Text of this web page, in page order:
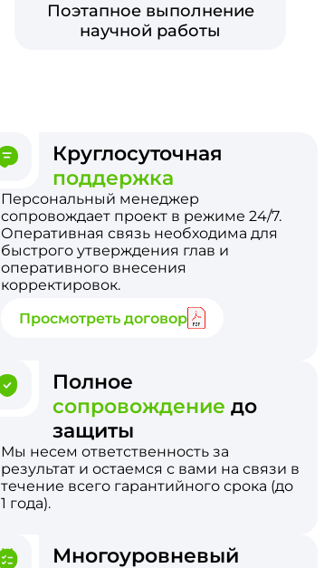
Поэтапное выполнение
научной работы
Круглосуточная
поддержка
Персональный менеджер
сопровождает проект в режиме 24/7.
Оперативная связь необходима для
быстрого утверждения глав и
оперативного внесения
корректировок.
Просмотреть договор
Полное
сопровождение до
защиты
Мы несем ответственность за
результат и остаемся с вами на связи в
течение всего гарантийного срока (до
1 года).
Многоуровневый